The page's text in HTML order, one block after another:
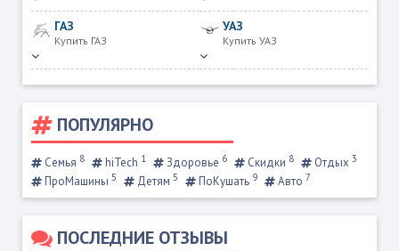
ГАЗ
Купить ГАЗ
УАЗ
Купить УАЗ
ПОПУЛЯРНО
Семья 8 hiTech 1 Здоровье 6 Скидки 8 Отдых 3
ПроМашины 5 Детям 5 ПоКушать 9 Авто 7
ПОСЛЕДНИЕ ОТЗЫВЫ